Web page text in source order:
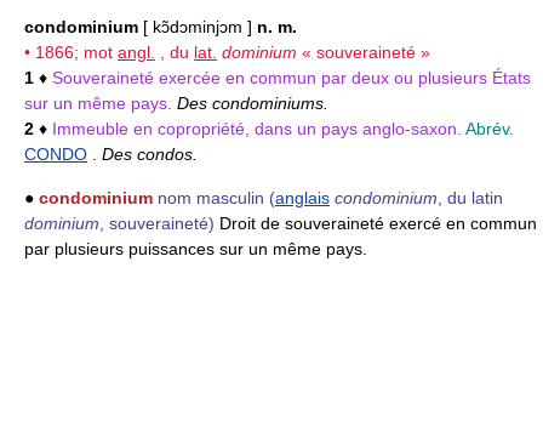
condominium [ kɔ̃dɔminjɔm ] n. m.
• 1866; mot angl. , du lat. dominium « souveraineté »
1 ♦ Souveraineté exercée en commun par deux ou plusieurs États
sur un même pays. Des condominiums.
2 ♦ Immeuble en copropriété, dans un pays anglo-saxon. Abrév.
CONDO
Des condos.
● condominium nom masculin (anglais condominium , du latin
dominium , souveraineté) Droit de souveraineté exercé en commun
par plusieurs puissances sur un même pays.